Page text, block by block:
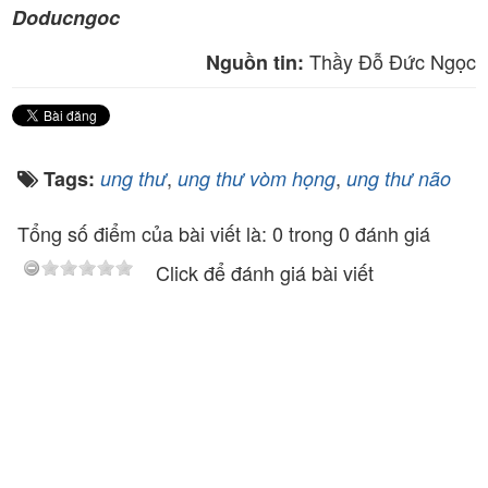
Doducngoc
Nguồn tin: Thầy Đỗ Đức Ngọc
Tags: ung thư, ung thư vòm họng, ung thư não
Tổng số điểm của bài viết là: 0 trong 0 đánh giá
Click để đánh giá bài viết